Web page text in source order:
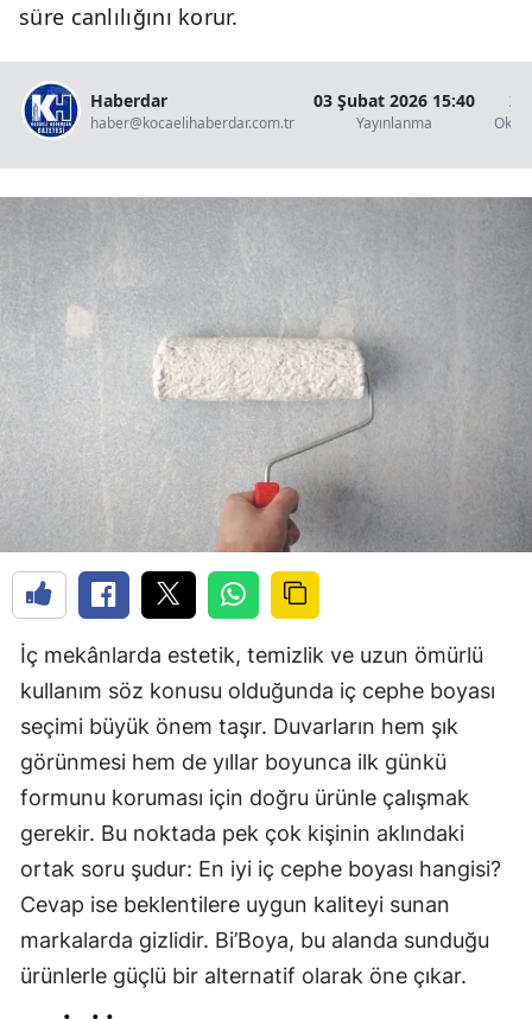
süre canlılığını korur.
Haberdar
haber@kocaelihaberdar.com.tr
03 Şubat 2026 15:40
Yayınlanma
2
İç mekânlarda estetik, temizlik ve uzun ömürlü
kullanım söz konusu olduğunda iç cephe boyası
seçimi büyük önem taşır. Duvarların hem şık
görünmesi hem de yıllar boyunca ilk günkü
formunu koruması için doğru ürünle çalışmak
gerekir. Bu noktada pek çok kişinin aklındaki
ortak soru şudur: En iyi iç cephe boyası hangisi?
Cevap ise beklentilere uygun kaliteyi sunan
markalarda gizlidir. Bi’Boya, bu alanda sunduğu
ürünlerle güçlü bir alternatif olarak öne çıkar.